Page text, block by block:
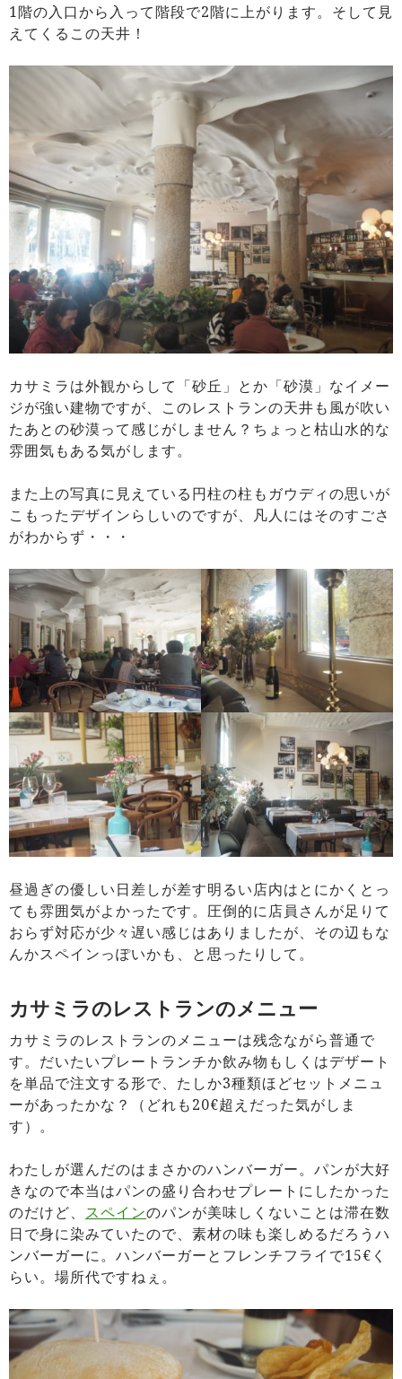
1階の入口から入って階段で2階に上がります。そして見
えてくるこの天井！
カサミラは外観からして「砂丘」とか「砂漠」なイメー
ジが強い建物ですが、このレストランの天井も風が吹い
たあとの砂漠って感じがしません？ちょっと枯山水的な
雰囲気もある気がします。
また上の写真に見えている円柱の柱もガウディの思いが
こもったデザインらしいのですが、凡人にはそのすごさ
がわからず・・・
昼過ぎの優しい日差しが差す明るい店内はとにかくとっ
ても雰囲気がよかったです。圧倒的に店員さんが足りて
おらず対応が少々遅い感じはありましたが、その辺もな
んかスペインっぽいかも、と思ったりして。
カサミラのレストランのメニュー
カサミラのレストランのメニューは残念ながら普通で
す。だいたいプレートランチか飲み物もしくはデザート
を単品で注文する形で、たしか3種類ほどセットメニュ
ーがあったかな？（どれも20€超えだった気がしま
す）。
わたしが選んだのはまさかのハンバーガー。パンが大好
きなので本当はパンの盛り合わせプレートにしたかった
のだけど、 スペインのパンが美味しくないことは滞在数
日で身に染みていたので、素材の味も楽しめるだろうハ
ンバーガーに。ハンバーガーとフレンチフライで15€く
らい。場所代ですねぇ。